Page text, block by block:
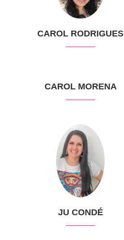
CAROL RODRIGUES
CAROL MORENA
JU CONDÉ